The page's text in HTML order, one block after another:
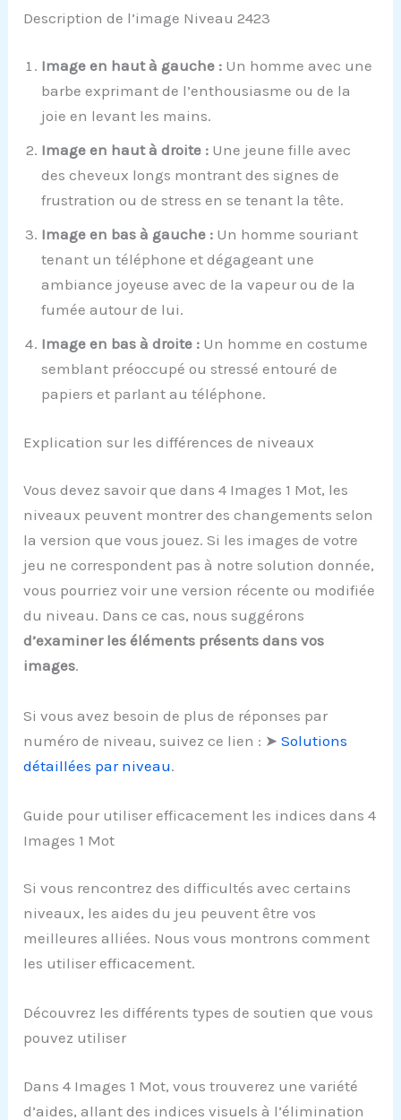
Description de l’image Niveau 2423
Image en haut à gauche : Un homme avec une
barbe exprimant de l’enthousiasme ou de la
joie en levant les mains.
Image en haut à droite : Une jeune fille avec
des cheveux longs montrant des signes de
frustration ou de stress en se tenant la tête.
Image en bas à gauche : Un homme souriant
tenant un téléphone et dégageant une
ambiance joyeuse avec de la vapeur ou de la
fumée autour de lui.
Image en bas à droite : Un homme en costume
semblant préoccupé ou stressé entouré de
papiers et parlant au téléphone.
Explication sur les différences de niveaux
Vous devez savoir que dans 4 Images 1 Mot, les
niveaux peuvent montrer des changements selon
la version que vous jouez. Si les images de votre
jeu ne correspondent pas à notre solution donnée,
vous pourriez voir une version récente ou modifiée
du niveau. Dans ce cas, nous suggérons
d’examiner les éléments présents dans vos
images.
Si vous avez besoin de plus de réponses par
numéro de niveau, suivez ce lien : ➤Solutions
détaillées par niveau.
Guide pour utiliser efficacement les indices dans 4
Images 1 Mot
Si vous rencontrez des difficultés avec certains
niveaux, les aides du jeu peuvent être vos
meilleures alliées. Nous vous montrons comment
les utiliser efficacement.
Découvrez les différents types de soutien que vous
pouvez utiliser
Dans 4 Images 1 Mot, vous trouverez une variété
d’aides, allant des indices visuels à l’élimination